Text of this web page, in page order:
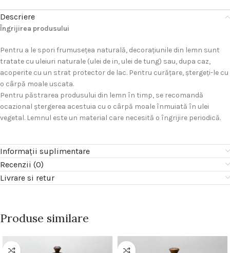
Descriere
Îngrijirea produsului
Pentru a le spori frumuseţea naturală, decoraţiunile din lemn sunt
tratate cu uleiuri naturale (ulei de in, ulei de tung) sau, dupa caz,
acoperite cu un strat protector de lac. Pentru curăţare, ştergeţi-le cu
o cârpă moale uscata.
Pentru păstrarea produsului din lemn în timp, se recomandă
ocazional ştergerea acestuia cu o cârpă moale înmuiată în ulei
vegetal. Lemnul este un material care necesită o îngrijire periodică.
Informații suplimentare
Recenzii (0)
Livrare si retur
Produse similare